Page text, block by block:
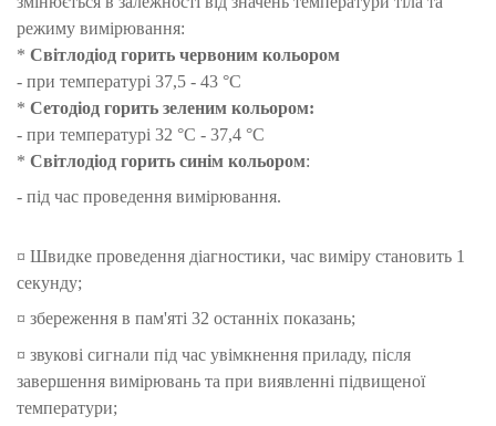
режиму вимірювання:
* Світлодіод горить червоним кольором
- при температурі 37,5 - 43 °С
* Сетодіод горить зеленим кольором:
- при температурі 32 °С - 37,4 °С
* Світлодіод горить синім кольором:
- під час проведення вимірювання.
¤ Швидке проведення діагностики, час виміру становить 1
секунду;
¤ збереження в пам'яті 32 останніх показань;
¤ звукові сигнали під час увімкнення приладу, після
завершення вимірювань та при виявленні підвищеної
температури;